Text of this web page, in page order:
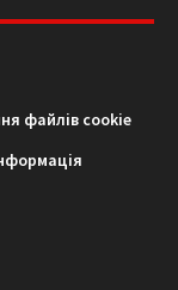
файлів cookie